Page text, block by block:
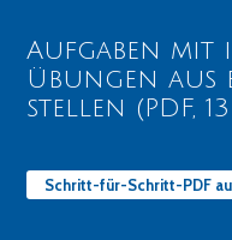
Aufgaben mit
Übungen aus
stellen (PDF, 13
Schritt-für-Schritt-PDF